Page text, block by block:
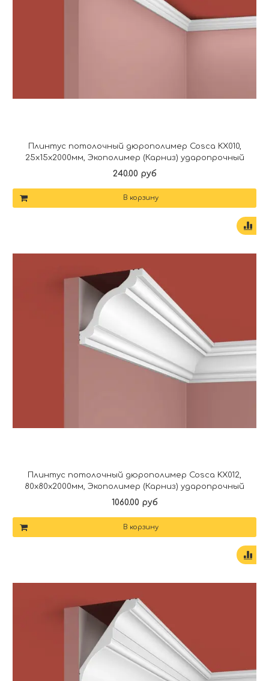
Плинтус потолочный дюрополимер Cosca KX010,
25x15x2000мм, Экополимер (Карниз) ударопрочный
240.00 руб
В корзину
Плинтус потолочный дюрополимер Cosca KX012,
80x80x2000мм, Экополимер (Карниз) ударопрочный
1060.00 руб
В корзину